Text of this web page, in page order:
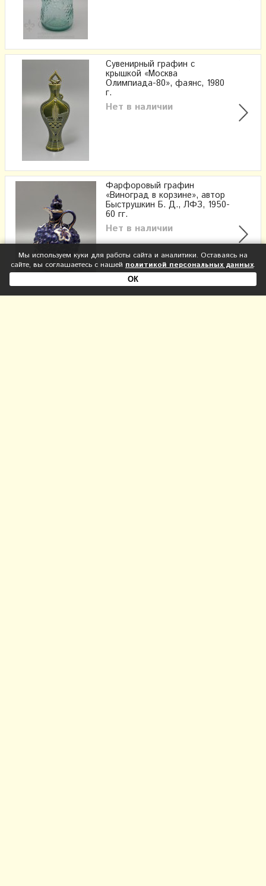
Сувенирный графин с
крышкой «Москва
Олимпиада-80», фаянс, 1980
г.
Нет в наличии
Фарфоровый графин
«Виноград в корзине», автор
Быструшкин Б. Д., ЛФЗ, 1950-
60 гг.
Нет в наличии
Мы используем куки для работы сайта и аналитики. Оставаясь на
сайте, вы соглашаетесь с нашей политикой персональных данных.
ОК